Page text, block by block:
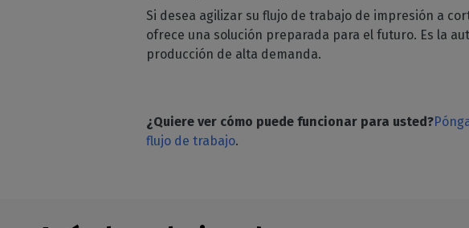
Si desea agilizar su flujo de trabajo de impresión a
ofrece una solución preparada para el futuro. Es la
producción de alta demanda.
¿Quiere ver cómo puede funcionar para usted?
flujo de trabajo.